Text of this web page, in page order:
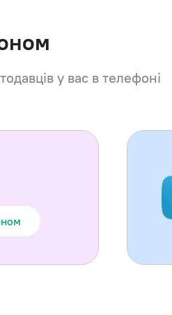
у вас в телефоні